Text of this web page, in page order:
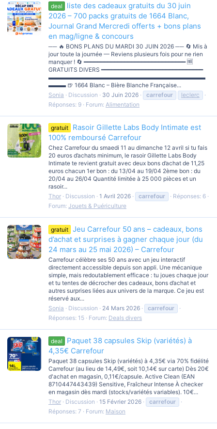
deal
liste des cadeaux gratuits du 30 juin
2026 – 700 packs gratuits de 1664 Blanc,
Journal Grand Mercredi offerts + bons plans
en mag/ligne & concours
── 🔥 BONS PLANS DU MARDI 30 JUIN 2026 ── 🔄 Mis à
jour toute la journée — Reviens plusieurs fois pour ne rien
manquer ! 🔄 ━━━━━━━━━━━━━━━━━━━━━━━━━━━━━━ 🆓
GRATUITS DIVERS ━━━━━━━━━━━━━━━━━━━━━━━━━━━━━━
▬▬▬▬▬▬▬▬▬▬▬▬▬▬▬▬▬▬▬▬▬▬▬▬▬▬▬
▬▬▬ 🍺 1664 Blanc – Bière Blanche Française...
Sonia
Discussion 30 Juin 2026 carrefour
leclerc
Réponses: 9
Forum: Alimentation
gratuit
Rasoir Gillette Labs Body Intimate est
100% remboursé Carrefour
Chez Carrefour du smaedi 11 au dimanche 12 avril si tu fais
20 euros d’achats minimum, le rasoir Gillette Labs Body
Intimate te revient gratuit avec deux bons d’achat de 11,25
euros chacun 1er bon : du 13/04 au 19/04 2ème bon : du
20/04 au 26/04 Quantité limitée à 25 000 pièces et un
rasoir...
Thor
Discussion 1 Avril 2026 carrefour
Réponses: 6
Forum: Jouets & Puériculture
gratuit
Jeu Carrefour 50 ans – cadeaux, bons
d’achat et surprises à gagner chaque jour (du
24 mars au 25 mai 2026) – Carrefour
Carrefour célèbre ses 50 ans avec un jeu interactif
directement accessible depuis son appli. Une mécanique
simple, mais redoutablement efficace : tu joues chaque jour
et tu tentes de décrocher des cadeaux, bons d’achat et
autres surprises liées aux univers de la marque. Ce jeu est
réservé aux...
Sonia
Discussion 24 Mars 2026
carrefour
Réponses: 15
Forum: Deals divers
deal
Paquet 38 capsules Skip (variétés) à
4,35€ Carrefour
Paquet 38 capsules Skip (variétés) à 4,35€ via 70% fidélité
Carrefour (au lieu de 14,49€, soit 10,14€ sur carte) Dès 20€
d'achat en magasin, 0,11€/capsule. Active Clean (EAN
8710447443439) Sensitive, Fraîcheur Intense À checker
en magasin dès mardi (stocks/variétés variables). 10€...
Thor
Discussion 15 Février 2026
carrefour
Réponses: 7
Forum: Maison